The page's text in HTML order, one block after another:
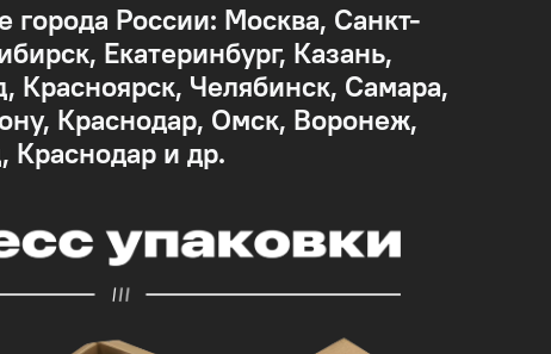
города России: Москва, Санкт-
Екатеринбург, Казань,
Красноярск, Челябинск, Самара,
Краснодар, Омск, Воронеж,
Краснодар и др.